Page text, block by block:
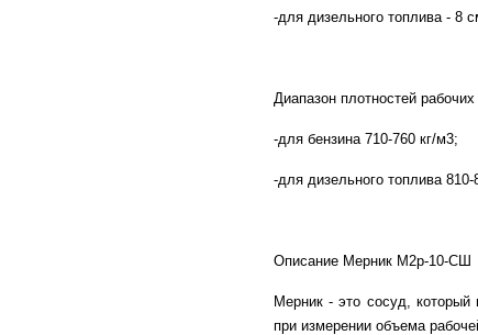
-для дизельного топлива - 8
Диапазон плотностей
-для бензина 710-760 кг/м3;
-для дизельного топлива 810-
Описание Мерник М2р-10-СШ
Мерник - это сосуд, который
при измерении объема